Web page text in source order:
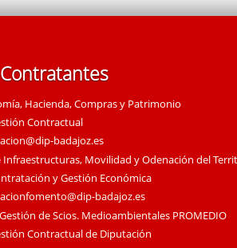
Hacienda, Compras y Patrimonio
Contractual
badajoz.es
Infraestructuras, Movilidad y Odenación del
y Gestión Económica
badajoz.es
de Scios. Medioambientales PROMEDIO
Contractual de Diputación